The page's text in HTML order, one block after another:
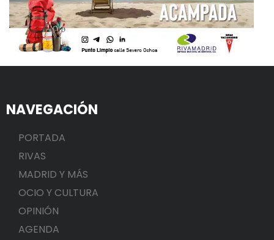
NAVEGACIÓN
PORTADA
RIVAS
MADRID Y MÁS
OCIO Y CULTURA
OPINIÓN
AGENDA